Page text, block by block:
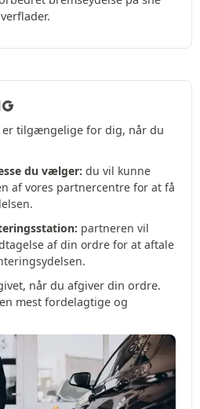
er tilgængelige for dig, når du
du vælger: du vil kunne
af vores partnercentre for at få
partneren vil
af din ordre for at aftale
når du afgiver din ordre.
mest fordelagtige og